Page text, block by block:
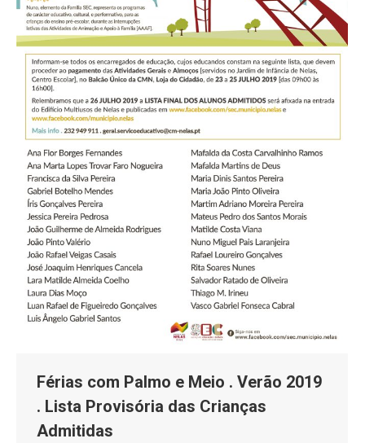
Férias com Palmo e Meio . Verão 2019
. Lista Provisória das Crianças
Admitidas